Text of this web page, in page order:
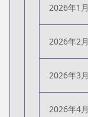
2026年1月
2026年2月
2026年3月
2026年4月